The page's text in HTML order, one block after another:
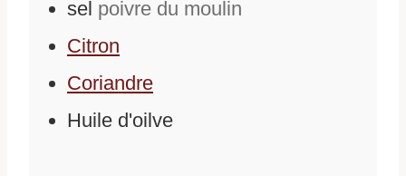
sel poivre du moulin
Citron
Coriandre
Huile d'oilve